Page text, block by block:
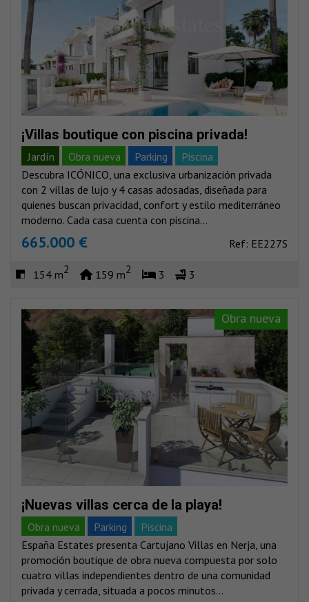
¡Villas boutique con piscina privada!
Jardín Obra nueva Parking
Piscina
Vistas al mar
Vistas montañas
Descubra ICÓNICO, una exclusiva urbanización privada
con 2 villas de lujo y 4 casas adosadas, diseñada para
quienes buscan privacidad, confort y estilo mediterráneo
moderno. Cada casa cuenta con piscina...
665.000 € Ref: EE227S
154 m2 159 m2 3 3
Obra nueva
¡Nuevas villas cerca de la playa!
Obra nueva Parking
Piscina
España Estates presenta Cartujano Villas en Nerja, una
promoción boutique de obra nueva compuesta por solo
cuatro villas independientes dentro de una comunidad
privada y cerrada, situada a pocos minutos...